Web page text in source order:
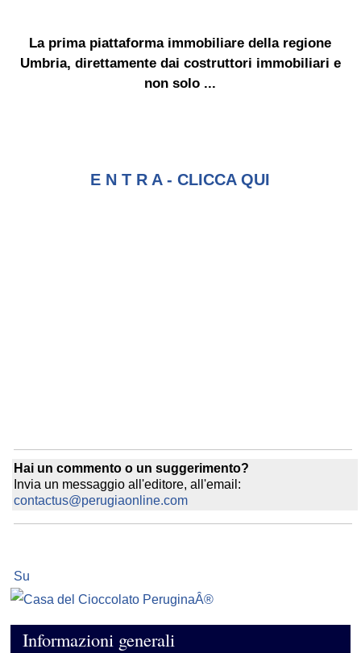
La prima piattaforma immobiliare della regione
Umbria, direttamente dai costruttori immobiliari e
non solo ...
E N T R A - CLICCA QUI
Hai un commento o un suggerimento?
Invia un messaggio all'editore, all'email:
contactus@perugiaonline.com
Su
Informazioni generali